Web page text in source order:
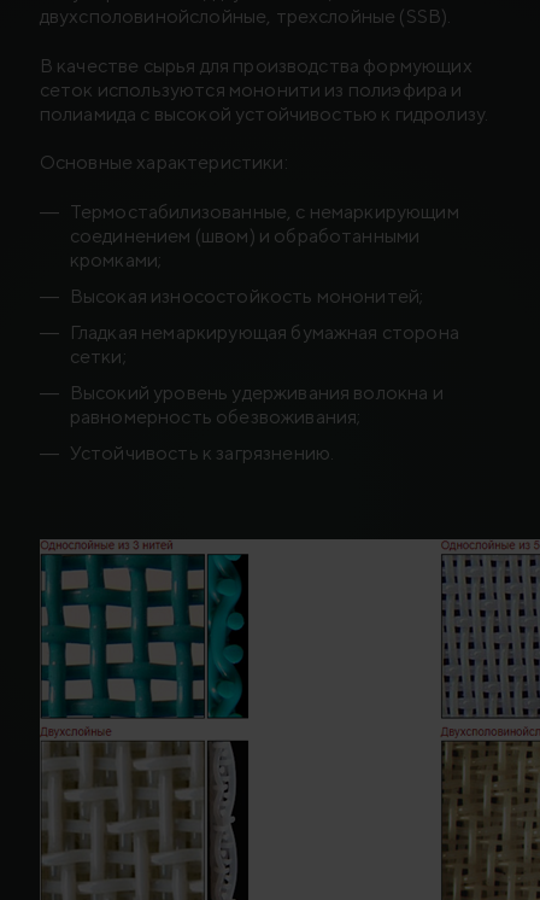
двухсполовинойслойные, трехслойные (SSB).
В качестве сырья для производства формующих
сеток используются мононити из полиэфира и
полиамида с высокой устойчивостью к гидролизу.
Основные характеристики:
Термостабилизованные, с немаркирующим
соединением (швом) и обработанными
кромками;
Высокая износостойкость мононитей;
Гладкая немаркирующая бумажная сторона
сетки;
Высокий уровень удерживания волокна и
равномерность обезвоживания;
Устойчивость к загрязнению.